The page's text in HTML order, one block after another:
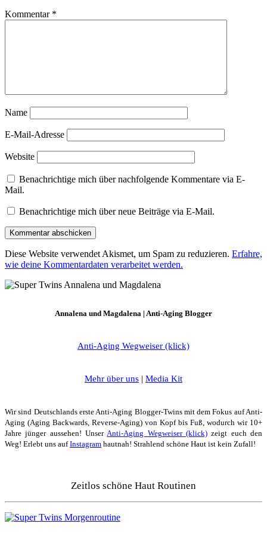
Kommentar *
Name
E-Mail-Adresse
Website
Benachrichtige mich über nachfolgende Kommentare via E-
Mail.
Benachrichtige mich über neue Beiträge via E-Mail.
Diese Website verwendet Akismet, um Spam zu reduzieren. Erfahre,
wie deine Kommentardaten verarbeitet werden.
Annalena und Magdalena | Anti-Aging Blogger
Anti-Aging Wegweiser (klick)
Mehr über uns | Media Kit
Wir sind Deutschlands erste Anti-Aging Blogger-Twins mit dem Fokus auf Anti-
Aging (Aging Backwards, Reverse-Aging) von Kopf bis Fuß, wodurch wir 10+
Jahre jünger aussehen! UnserAnti-Aging Wegweiser (klick) zeigt euch den
Weg! Erlebt uns aufInstagram hautnah! Strahlend schöne Haut ist kein Zufall!
Zeitlos schöne Haut Routinen